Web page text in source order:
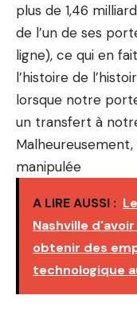
plus de 1,46
de l’un de ses
ligne), ce qui en
l’histoire de
lorsque notre
un transfert à
manipulée
A LIRE AUSSI :
Nashville
obtenir des
technologique